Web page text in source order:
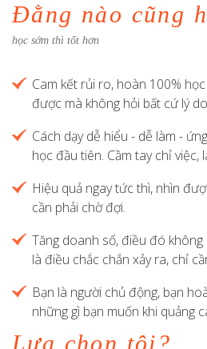
Đằng nào cũng
học sớm thì tốt hơn
Cam kết rủi ro, hoàn 100%
được mà không hỏi bất cứ lý
Cách dạy dễ hiểu - dễ làm -
học đầu tiên. Cầm tay chỉ việc,
Hiệu quả ngay tức thì, nhìn
cần phải chờ đợi.
Tăng doanh số, điều đó
là điều chắc chắn xảy ra, chỉ
Bạn là người chủ động, bạn
những gì bạn muốn khi quảng
Lựa chọn tôi?